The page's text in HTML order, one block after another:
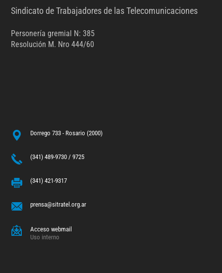
Sindicato de Trabajadores de las Telecomunicaciones
Personería gremial N: 385
Resolución M. Nro 444/60
Dorrego 733 - Rosario (2000)
(341) 489-9730 / 9725
(341) 421-9317
prensa@sitratel.org.ar
Acceso webmail
Uso interno